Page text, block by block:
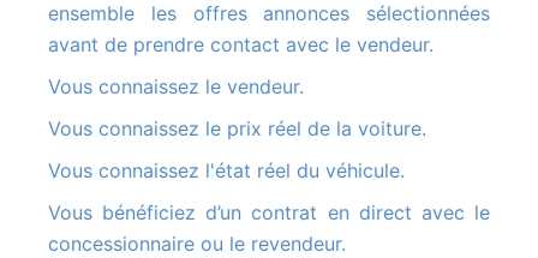
ensemble les offres annonces sélectionnées
avant de prendre contact avec le vendeur.
Vous connaissez le vendeur.
Vous connaissez le prix réel de la voiture.
Vous connaissez l'état réel du véhicule.
Vous bénéficiez d’un contrat en direct avec le
concessionnaire ou le revendeur.